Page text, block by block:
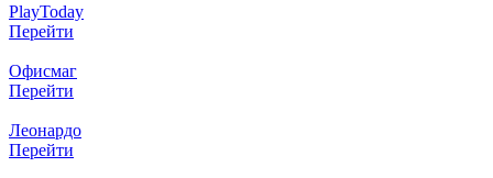
PlayToday
Перейти
Офисмаг
Перейти
Леонардо
Перейти